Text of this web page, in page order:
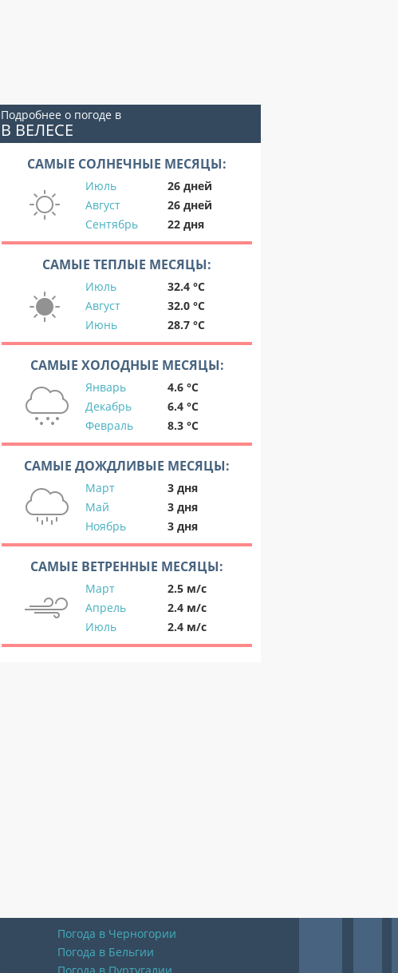
Подробнее о погоде в
В ВЕЛЕСЕ
САМЫЕ СОЛНЕЧНЫЕ МЕСЯЦЫ:
Июль
26 дней
Август
26 дней
Сентябрь
22 дня
САМЫЕ ТЕПЛЫЕ МЕСЯЦЫ:
Июль
32.4 °C
Август
32.0 °C
Июнь
28.7 °C
САМЫЕ ХОЛОДНЫЕ МЕСЯЦЫ:
Январь
4.6 °C
Декабрь
6.4 °C
Февраль
8.3 °C
САМЫЕ ДОЖДЛИВЫЕ МЕСЯЦЫ:
Март
3 дня
Май
3 дня
Ноябрь
3 дня
САМЫЕ ВЕТРЕННЫЕ МЕСЯЦЫ:
Март
2.5 м/с
Апрель
2.4 м/с
Июль
2.4 м/с
Погода в Черногории
Погода в Бельгии